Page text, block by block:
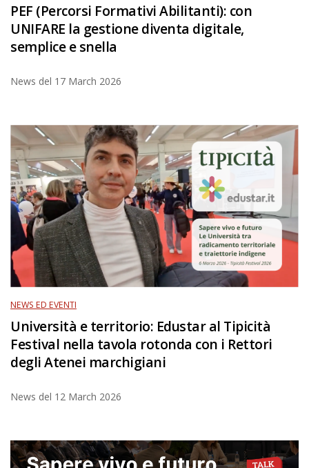
PEF (Percorsi Formativi Abilitanti): con
UNIFARE la gestione diventa digitale,
semplice e snella
News del 17 March 2026
NEWS ED EVENTI
Università e territorio: Edustar al Tipicità
Festival nella tavola rotonda con i Rettori
degli Atenei marchigiani
News del 12 March 2026